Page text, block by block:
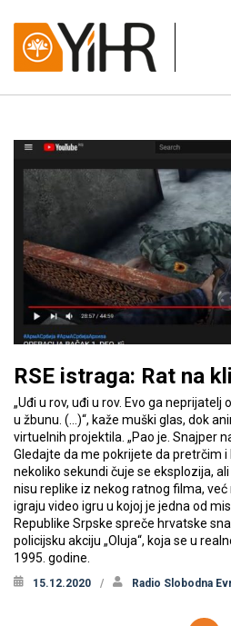
RSE istraga: Rat na
„Uđi u rov, uđi u rov. Evo ga
u žbunu. (…)“, kaže muški glas, dok
virtuelnih projektila. „Pao je. Snajper
Gledajte da me pokrijete da pretrčim i
nekoliko sekundi čuje se eksplozija,
nisu replike iz nekog ratnog filma,
igraju video igru u kojoj je jedna od
Republike Srpske spreče hrvatske
policijsku akciju „Oluja“, koja se u
1995. godine.
15.12.2020 Radio Slobodna